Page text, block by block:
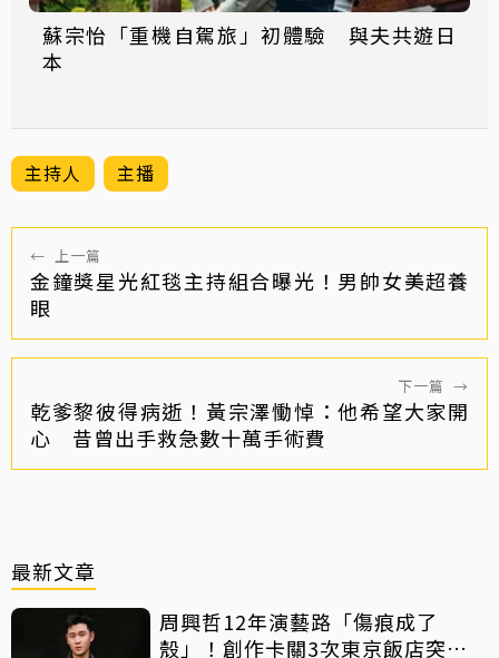
蘇宗怡「重機自駕旅」初體驗 與夫共遊日
本
主持人 主播
← 上一篇
金鐘獎星光紅毯主持組合曝光！男帥女美超養
眼
下一篇 →
乾爹黎彼得病逝！黃宗澤慟悼：他希望大家開
心 昔曾出手救急數十萬手術費
最新文章
周興哲12年演藝路「傷痕成了
殼」！創作卡關3次東京飯店突找